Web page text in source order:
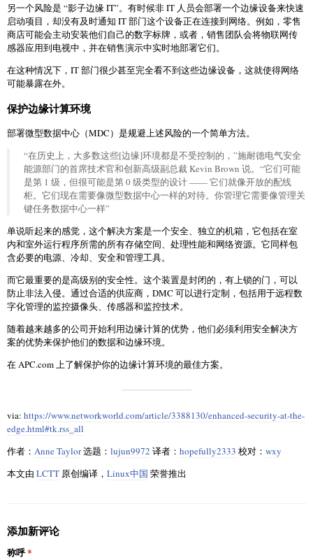
另一个风险是 “影子边缘 IT”。有时候非 IT 人员会部署一个边缘设备来快速
启动项目，却没有及时通知 IT 部门这个设备正在连接到网络。例如，零售
商店可能会主动安装他们自己的数字标牌，或者，销售团队会将物联网传
感器应用到电视中，并在销售演示中实时地部署它们。
在这种情况下，IT 部门很少甚至完全看不到这些边缘设备，这就使得网络
可能暴露在外。
保护边缘计算环境
部署微型数据中心（MDC）是规避上述风险的一个简单方法。
“在历史上，大多数这些[边缘]环境都是不受控制的，”施耐德电气安全
能源部门的首席技术官和创新高级副总裁 Kevin Brown 说。“它们可能
是第 1 级，但很可能是第 0 级类型的设计 —— 它们就像开放的配线
柜。它们现在需要像微型数据中心一样的对待。你管理它需要像管理关
键任务数据中心一样”
单说听起来的感觉，这个解决方案是一个安全、独立的机箱，它包括在室
内和室外运行程序所需的所有存储空间、处理性能和网络资源。它同样包
含必要的电源、冷却、安全和管理工具。
而它最重要的是高级别的安全性。这个装置是封闭的，有上锁的门，可以
防止非法入侵。通过合适的供应商，DMC 可以进行定制，包括用于远程数
字化管理的监控摄像头、传感器和监控技术。
随着越来越多的公司开始利用边缘计算的优势，他们必须利用安全解决方
案的优势来保护他们的数据和边缘环境。
在 APC.com 上了解保护你的边缘计算环境的最佳方案。
via: https://www.networkworld.com/article/3388130/enhanced-security-at-the-
edge.html#tk.rss_all
作者： Anne Taylor选题： lujun9972 译者： hopefully2333 校对： wxy
本文由 LCTT 原创编译， Linux中国 荣誉推出
添加新评论
称呼